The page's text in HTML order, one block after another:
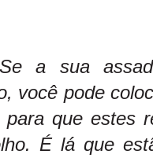
a sua
você pode
que estes
É lá que